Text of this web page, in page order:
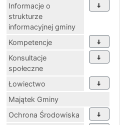
Informacje o
strukturze
informacyjnej gminy
Kompetencje
Konsultacje
społeczne
Łowiectwo
Majątek Gminy
Ochrona Środowiska